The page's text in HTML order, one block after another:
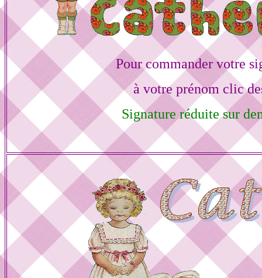
Pour commander votre
à votre prénom clic
Signature réduite sur